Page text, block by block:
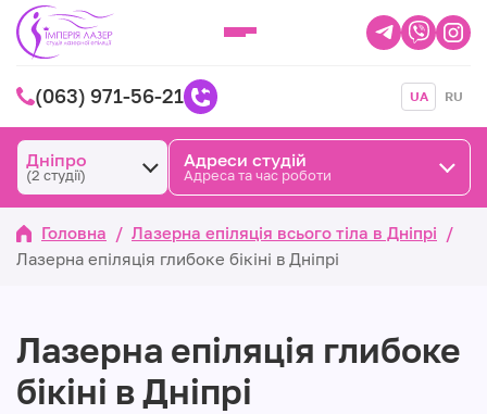
(063) 971-56-21 UA RU
Дніпро
(2 студії)
Адреси студій
Адреса та час роботи
Головна / Лазерна епіляція всього тіла в Дніпрі
/
Лазерна епіляція глибоке бікіні в Дніпрі
Лазерна епіляція глибоке
бікіні в Дніпрі